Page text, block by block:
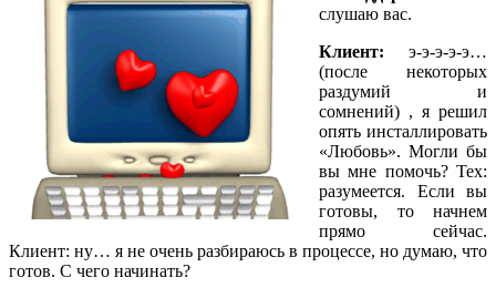
слушаю вас.
Клиент: э-э-э-э-э…
(после некоторых
раздумий и
сомнений) , я решил
опять инсталлировать
«Любовь». Могли бы
вы мне помочь? Тех:
разумеется. Если вы
готовы, то начнем
прямо сейчас.
Клиент: ну… я не очень разбираюсь в процессе, но думаю, что
готов. С чего начинать?